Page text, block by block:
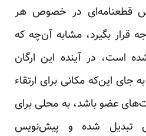
قطعنامه‌ای در خصوص هر
قرار بگیرد، مشابه آن‌چه که
است، در آینده این ارگان
این‌که مکانی برای ارتقاء
عضو باشد، به محلی برای
تبدیل شده و پیش‌نویس